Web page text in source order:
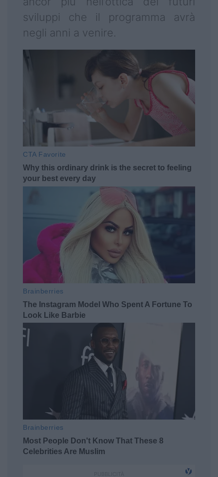
sviluppi che il programma avrà
negli anni a venire.